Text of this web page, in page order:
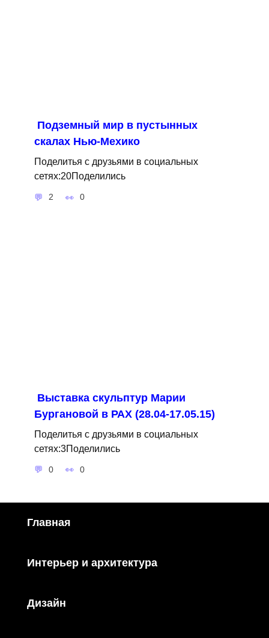
Подземный мир в пустынных
скалах Нью-Мехико
Поделитья с друзьями в социальных
сетях:20Поделились
2 0
Выставка скульптур Марии
Бургановой в РАХ (28.04-17.05.15)
Поделитья с друзьями в социальных
сетях:3Поделились
0 0
Главная
Интерьер и архитектура
Дизайн